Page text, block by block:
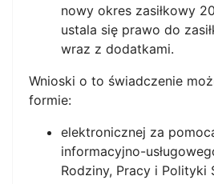
nowy okres zasiłkowy
ustala się prawo do
wraz z dodatkami.
Wnioski o to świadczenie
formie:
elektronicznej za
informacyjno-
Rodziny, Pracy i Polityki